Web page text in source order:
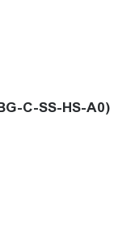
C-SS-HS-A0)